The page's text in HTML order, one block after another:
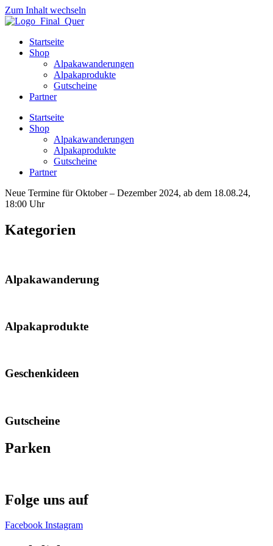
Zum Inhalt wechseln
Startseite
Shop
Alpakawanderungen
Alpakaprodukte
Gutscheine
Partner
Startseite
Shop
Alpakawanderungen
Alpakaprodukte
Gutscheine
Partner
Neue Termine für Oktober – Dezember 2024, ab dem 18.08.24,
18:00 Uhr
Kategorien
Alpakawanderung
Alpakaprodukte
Geschenkideen
Gutscheine
Parken
Folge uns auf
Facebook Instagram